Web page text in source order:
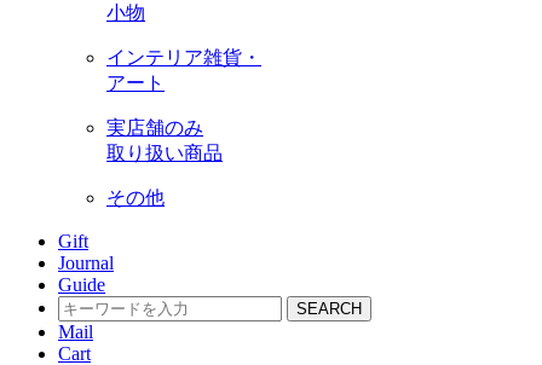
小物
インテリア雑貨・
アート
実店舗のみ
取り扱い商品
その他
Gift
Journal
Guide
SEARCH
Mail
Cart